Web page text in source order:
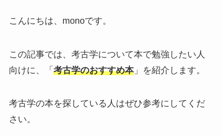
こんにちは、monoです。
この記事では、考古学について本で勉強したい人
向けに、「 考古学のおすすめ本」を紹介します。
考古学の本を探している人はぜひ参考にしてくだ
さい。